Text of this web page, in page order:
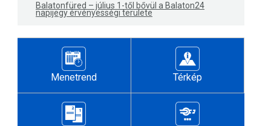
Balatonfüred – július 1-től bővül a Balaton24
napijegy érvényességi területe
Menetrend Térkép